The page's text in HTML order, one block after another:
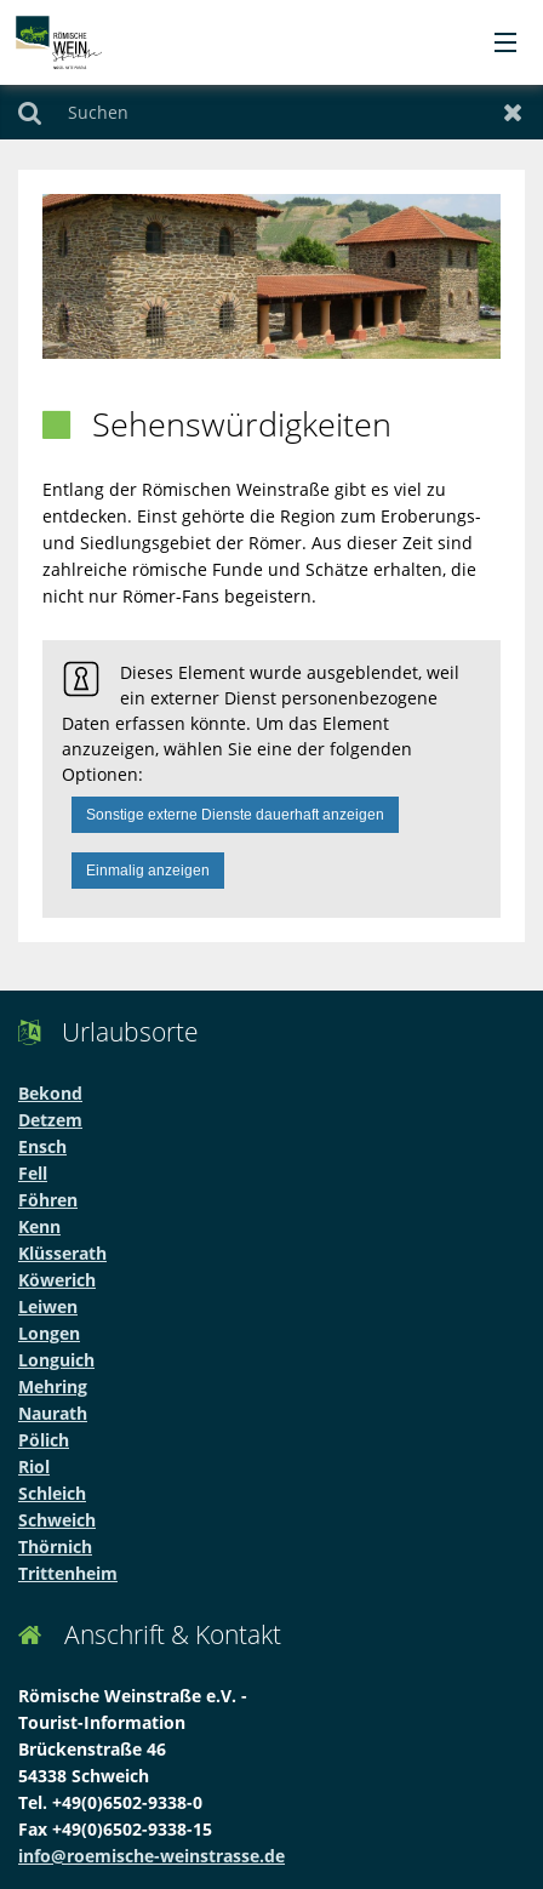
Orte
Übernachten
Urlaubsthemen
Angebote
Sehenswürdigkeiten
Entlang der Römischen Weinstraße gibt es viel zu
entdecken. Einst gehörte die Region zum Eroberungs-
und Siedlungsgebiet der Römer. Aus dieser Zeit sind
zahlreiche römische Funde und Schätze erhalten, die
nicht nur Römer-Fans begeistern.
Dieses Element wurde ausgeblendet, weil
ein externer Dienst personenbezogene
Daten erfassen könnte. Um das Element
anzuzeigen, wählen Sie eine der folgenden
Optionen:
Sonstige externe Dienste dauerhaft anzeigen
Einmalig anzeigen
 Urlaubsorte
Bekond
Detzem
Ensch
Fell
Föhren
Kenn
Klüsserath
Köwerich
Leiwen
Longen
Longuich
Mehring
Naurath
Pölich
Riol
Schleich
Schweich
Thörnich
Trittenheim
 Anschrift & Kontakt
Römische Weinstraße e.V. -
Tourist-Information
Brückenstraße 46
54338 Schweich
Tel. +49(0)6502-9338-0
Fax +49(0)6502-9338-15
info@roemische-weinstrasse.de